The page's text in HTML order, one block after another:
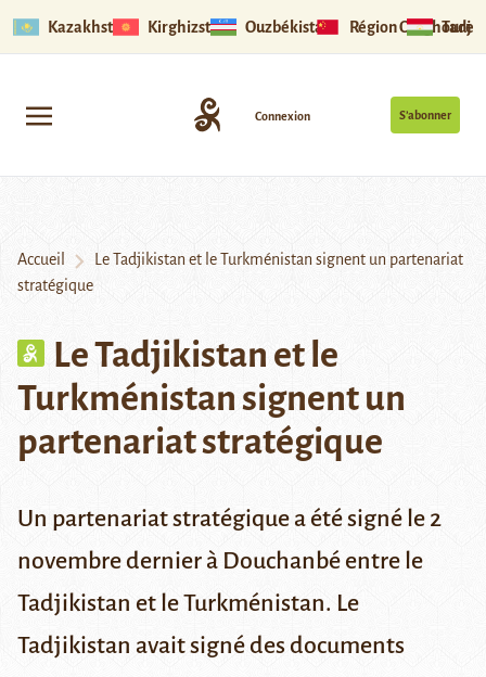
Kazakhstan Kirghizstan Ouzbékistan Région Ouïghoure
S’abonner
Connexion
Accueil
Le Tadjikistan et le Turkménistan signent un partenariat
stratégique
Le Tadjikistan et le
Turkménistan signent un
partenariat stratégique
Un partenariat stratégique a été signé le 2
novembre dernier à Douchanbé entre le
Tadjikistan et le Turkménistan. Le
Tadjikistan avait signé des documents